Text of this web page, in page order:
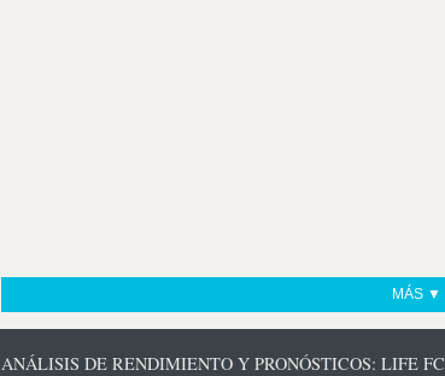
MÁS ▼
ANÁLISIS DE RENDIMIENTO Y PRONÓSTICOS: LIFE FC